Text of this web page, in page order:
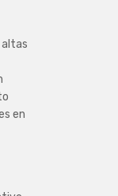
altas
en